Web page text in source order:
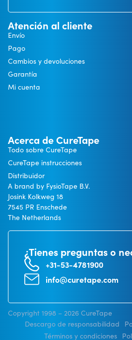
Atención al cliente
Envío
Pago
Cambios y devoluciones
Garantía
Mi cuenta
Acerca de CureTape
Todo sobre CureTape
CureTape instrucciones
Distribuidor
A brand by FysioTape B.V.
Josink Kolkweg 18
7545 PR Enschede
The Netherlands
¿Tienes preguntas o
+31-53-4781900
info@curetape.com
Copyright 1998 – 2026 CureTape
Descargo de responsabilidad
Términos y condiciones